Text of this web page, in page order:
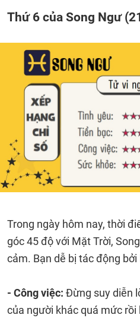
Thứ 6 của Song Ngư
Trong ngày hôm nay, thời
góc 45 độ với Mặt Trời,
cảm. Bạn dễ bị tác động
- Công việc: Đừng suy diễn
của người khác quá mức